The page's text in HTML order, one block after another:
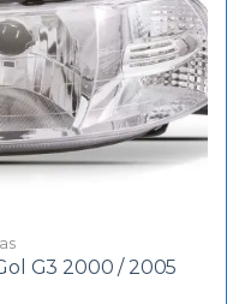
G3 2000 / 2005